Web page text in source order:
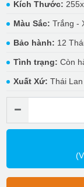
Kích Thước:
Màu Sắc: Trắng -
Bảo hành: 12
Tình trạng: Còn
Xuất Xứ: Thái Lan